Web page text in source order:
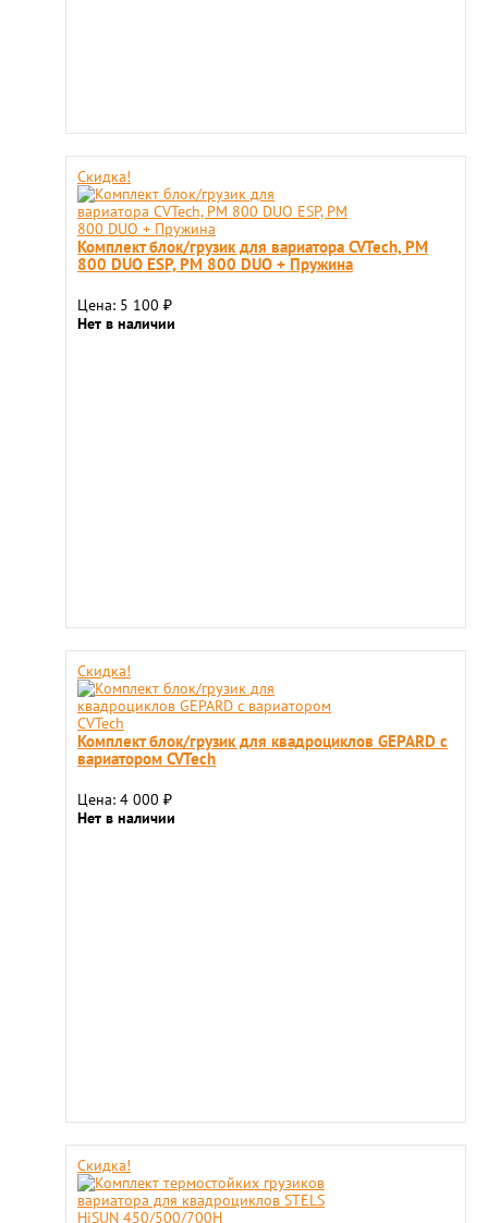
Скидка!
Комплект блок/грузик для вариатора CVTech, РМ
800 DUO ESP, РМ 800 DUO + Пружина
Цена: 5 100 ₽
Нет в наличии
Скидка!
Комплект блок/грузик для квадроциклов GEPARD с
вариатором CVTech
Цена: 4 000 ₽
Нет в наличии
Скидка!